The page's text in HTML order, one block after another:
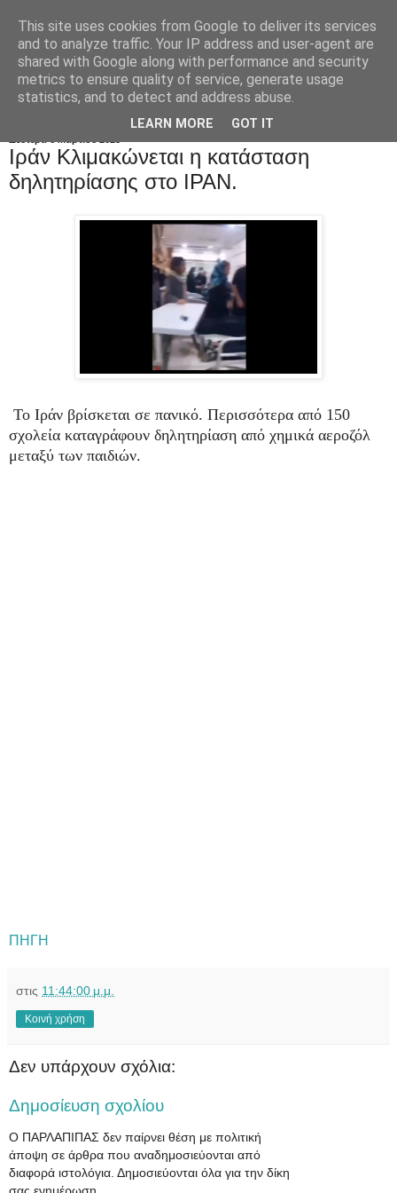
Ιράν Κλιμακώνεται η κατάσταση
δηλητηρίασης στο IPAN.
Το Ιράν βρίσκεται σε πανικό. Περισσότερα από 150
σχολεία καταγράφουν δηλητηρίαση από χημικά αεροζόλ
μεταξύ των παιδιών.
ΠΗΓΗ
στις 11:44:00 μ.μ.
Κοινή χρήση
Δεν υπάρχουν σχόλια:
Δημοσίευση σχολίου
Ο ΠΑΡΛΑΠΙΠΑΣ δεν παίρνει θέση με πολιτική
άποψη σε άρθρα που αναδημοσιεύονται από
διαφορά ιστολόγια. Δημοσιεύονται όλα για την δίκη
This site uses cookies from Google to deliver its services
and to analyze traffic. Your IP address and user-agent are
shared with Google along with performance and security
metrics to ensure quality of service, generate usage
statistics, and to detect and address abuse.
LEARN MORE GOT IT